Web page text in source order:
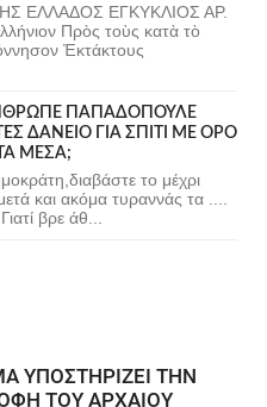
ΕΛΛΑΔΟΣ ΕΓΚΥΚΛΙΟΣ ΑΡ.
Πρὸς τοὺς κατὰ τὸ
Ἐκτάκτους
ΠΑΠΑΔΟΠΟΥΛΕ
ΔΑΝΕΙΟ ΓΙΑ ΣΠΙΤΙ ΜΕ ΟΡΟ
ΜΕΣΑ;
το μέχρι
και ακόμα τυραννάς τα ....
βρε άθ...